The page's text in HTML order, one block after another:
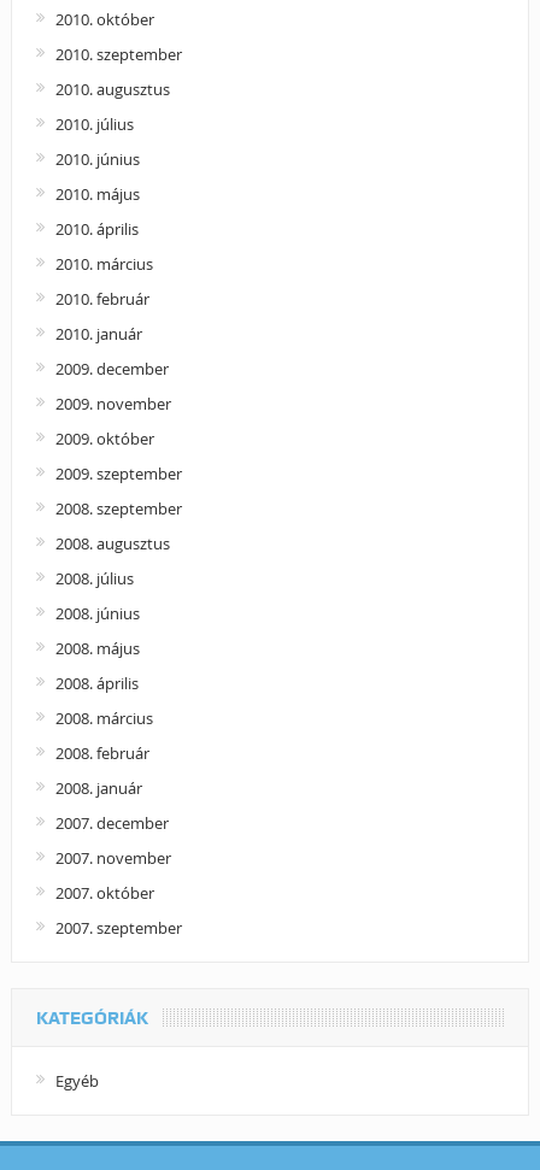
2010. október
2010. szeptember
2010. augusztus
2010. július
2010. június
2010. május
2010. április
2010. március
2010. február
2010. január
2009. december
2009. november
2009. október
2009. szeptember
2008. szeptember
2008. augusztus
2008. július
2008. június
2008. május
2008. április
2008. március
2008. február
2008. január
2007. december
2007. november
2007. október
2007. szeptember
KATEGÓRIÁK
Egyéb